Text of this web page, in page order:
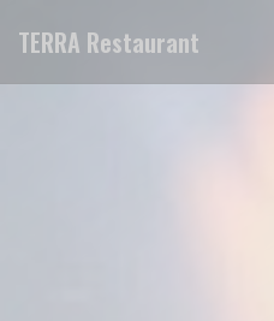
TERRA Restaurant